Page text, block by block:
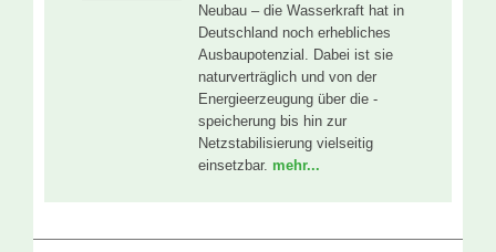
Neubau – die Wasserkraft hat in
Deutschland noch erhebliches
Ausbaupotenzial. Dabei ist sie
naturverträglich und von der
Energieerzeugung über die -
speicherung bis hin zur
Netzstabilisierung vielseitig
einsetzbar. mehr...